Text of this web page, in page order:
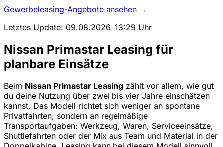
Gewerbeleasing-Angebote ansehen →
Letztes Update: 09.08.2026, 13:29 Uhr
Nissan Primastar Leasing für
planbare Einsätze
Beim Nissan Primastar Leasing zählt vor allem, wie gut
du deine Nutzung über zwei bis vier Jahre einschätzen
kannst. Das Modell richtet sich weniger an spontane
Privatfahrten, sondern an regelmäßige
Transportaufgaben: Werkzeug, Waren, Serviceeinsätze,
Shuttlefahrten oder der Mix aus Team und Material in der